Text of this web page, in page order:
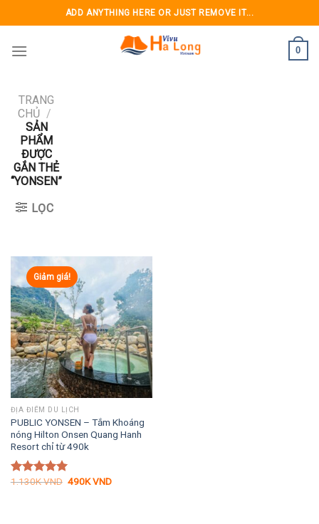
to
content
ADD ANYTHING HERE OR JUST REMOVE IT...
0
TRANG
CHỦ /
SẢN
PHẨM
ĐƯỢC
GẮN THẺ
“YONSEN”
LỌC
Giảm giá!
ĐỊA ĐIỂM DU LỊCH
PUBLIC YONSEN – Tắm Khoáng
nóng Hilton Onsen Quang Hanh
Resort chỉ từ 490k
Được xếp
1.130KVND Giá
490KVNDGiá